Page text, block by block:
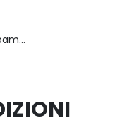
Set 4 pezzi asilo bambino personaggio batman